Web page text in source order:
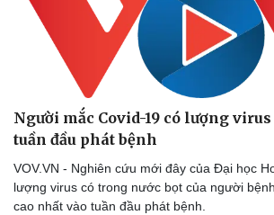
Người mắc Covid-19 có lượng
tuần đầu phát bệnh
VOV.VN - Nghiên cứu mới đây của Đại học
lượng virus có trong nước bọt của người
cao nhất vào tuần đầu phát bệnh.